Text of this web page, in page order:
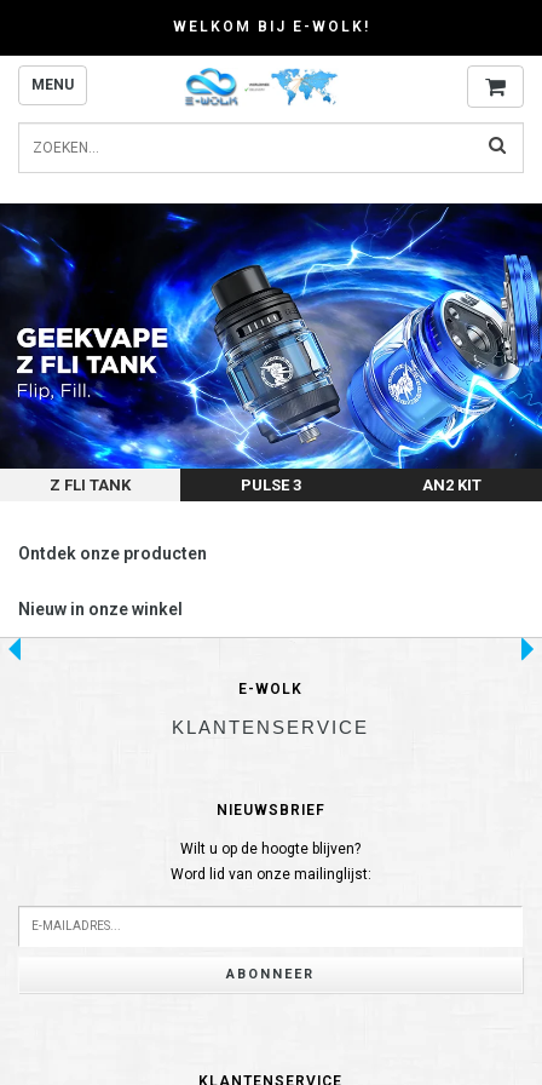
WELKOM BIJ E-WOLK!
MENU
Z FLI TANK PULSE 3 AN2 KIT
Ontdek onze producten
Nieuw in onze winkel
E-WOLK
KLANTENSERVICE
NIEUWSBRIEF
Wilt u op de hoogte blijven?
Word lid van onze mailinglijst:
ABONNEER
KLANTENSERVICE